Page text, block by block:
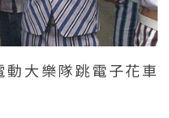
大樂隊跳電子花車